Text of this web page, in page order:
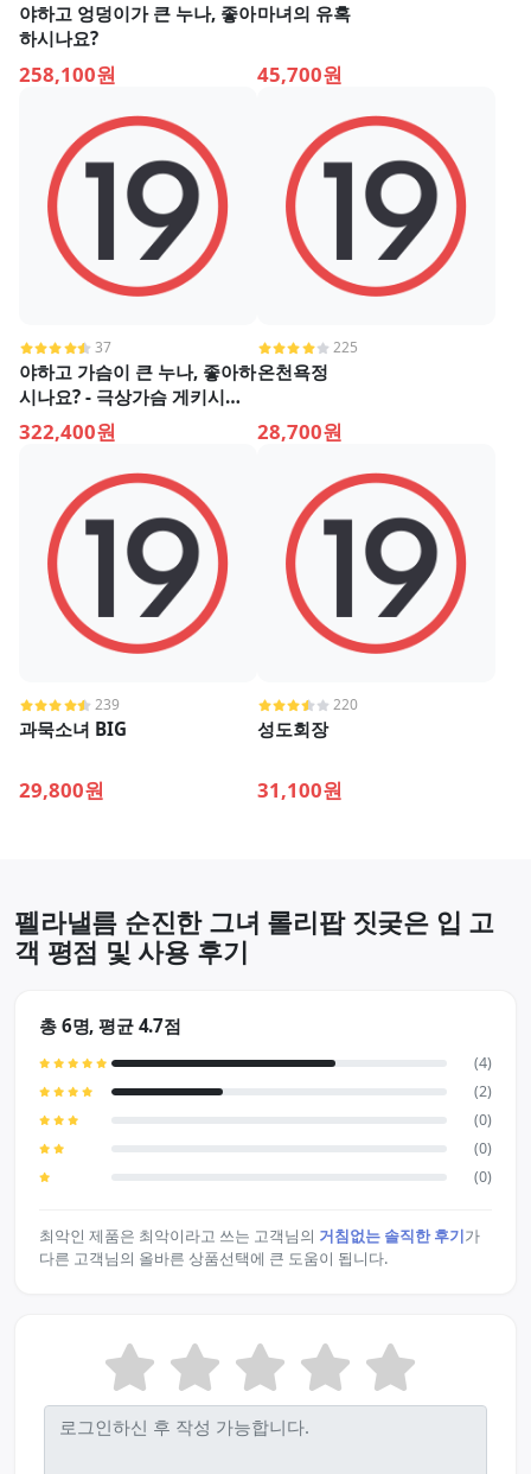
야하고 엉덩이가 큰 누나, 좋아
하시나요?
258,100원
마녀의 유혹
45,700원
37
야하고 가슴이 큰 누나, 좋아하
시나요? - 극상가슴 게키시코
바디
322,400원
225
온천욕정
28,700원
239
과묵소녀 BIG
29,800원
220
성도회장
31,100원
펠라낼름 순진한 그녀 롤리팝 짓궂은 입 고
객 평점 및 사용 후기
총 6명, 평균 4.7점
(4)
(2)
(0)
(0)
(0)
최악인 제품은 최악이라고 쓰는 고객님의 거침없는 솔직한 후기가
다른 고객님의 올바른 상품선택에 큰 도움이 됩니다.